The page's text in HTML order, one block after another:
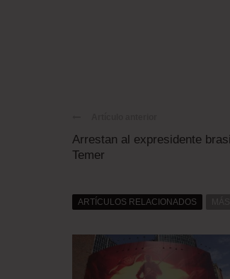
Arrestan al expresidente
Temer
ARTÍCULOS RELACIONADOS